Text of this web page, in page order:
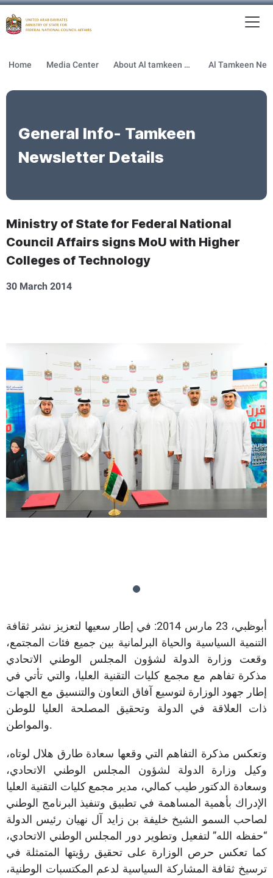
Home Media Center About Al tamkeen newsletter
General Info- Tamkeen
Newsletter Details
Ministry of State for Federal National
Council Affairs signs MoU with Higher
Colleges of Technology
30 March 2014
أبوظبي، 23 مارس 2014: في إطار سعيها لتعزيز نشر ثقافة
التنمية السياسية والحياة البرلمانية بين جميع فئات المجتمع،
وقعت وزارة الدولة لشؤون المجلس الوطني الاتحادي
مذكرة تفاهم مع مجمع كليات التقنية العليا، والتي تأتي في
إطار جهود الوزارة لتوسيع آفاق التعاون والتنسيق مع الجهات
ذات العلاقة في الدولة وتحقيق المصلحة العليا للوطن
والمواطن.
وتعكس مذكرة التفاهم التي وقعها سعادة طارق هلال لوتاه،
وكيل وزارة الدولة لشؤون المجلس الوطني الاتحادي،
وسعادة الدكتور طيب كمالي، مدير مجمع كليات التقنية العليا
الإدراك بأهمية المساهمة في تطبيق وتنفيذ البرنامج الوطني
لصاحب السمو الشيخ خليفة بن زايد آل نهيان رئيس الدولة
“حفظه الله” لتفعيل وتطوير دور المجلس الوطني الاتحادي،
كما تعكس حرص الوزارة على تحقيق رؤيتها المتمثلة في
ترسيخ ثقافة المشاركة السياسية لدعم المكتسبات الوطنية،